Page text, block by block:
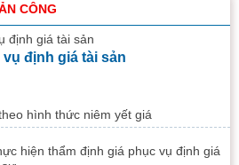
CÔNG
định giá tài sản
hình thức niêm yết giá
hiện thẩm định giá phục vụ định giá